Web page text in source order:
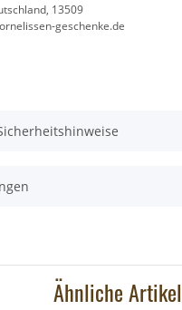
13509
geschenke.de
Ähnliche Artikel